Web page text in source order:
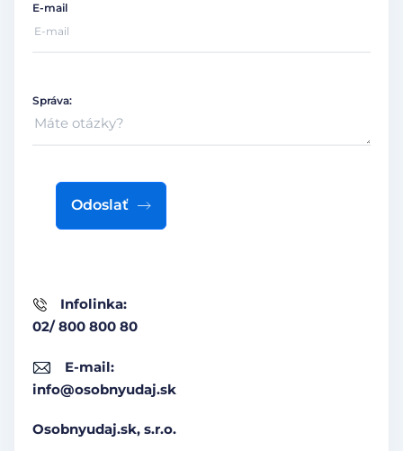
Infolinka:
02/ 800 800 80
E-mail:
info@osobnyudaj.sk
Osobnyudaj.sk, s.r.o.
E-mail
Správa:
Odoslať